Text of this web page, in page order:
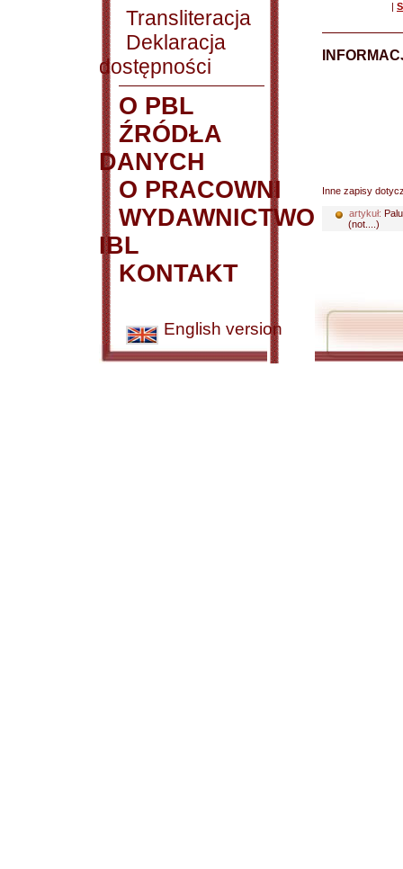
Transliteracja
Deklaracja
dostępności
O PBL
ŹRÓDŁA
DANYCH
O PRACOWNI
WYDAWNICTWO
IBL
KONTAKT
English version
|
Inne zapisy
artykuł:
(not....)